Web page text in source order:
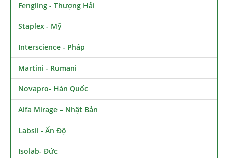
Fengling - Thượng Hải
Staplex - Mỹ
Interscience - Pháp
Martini - Rumani
Novapro- Hàn Quốc
Alfa Mirage – Nhật Bản
Labsil - Ấn Độ
Isolab- Đức